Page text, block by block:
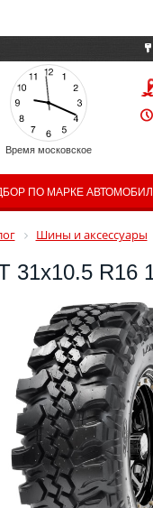
Время московское
ПО МАРКЕ
Шины и аксессуары
31x10.5 R16